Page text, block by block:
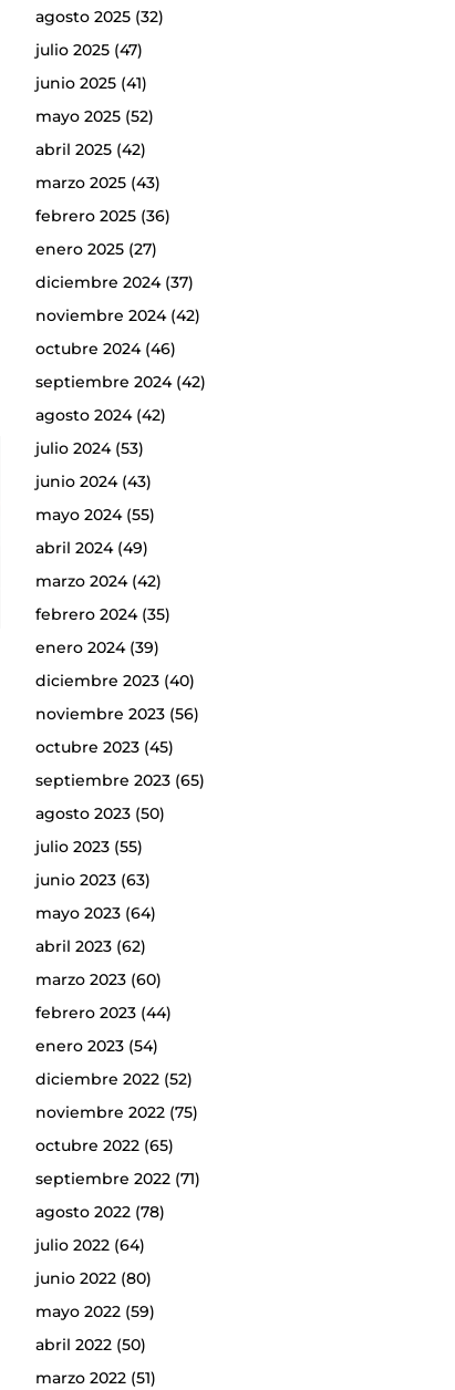
agosto 2025(32)
julio 2025(47)
junio 2025(41)
mayo 2025(52)
abril 2025(42)
marzo 2025(43)
febrero 2025(36)
enero 2025(27)
diciembre 2024(37)
noviembre 2024(42)
octubre 2024(46)
septiembre 2024(42)
agosto 2024(42)
julio 2024(53)
junio 2024(43)
mayo 2024(55)
abril 2024(49)
marzo 2024(42)
febrero 2024(35)
enero 2024(39)
diciembre 2023(40)
noviembre 2023(56)
octubre 2023(45)
septiembre 2023(65)
agosto 2023(50)
julio 2023(55)
junio 2023(63)
mayo 2023(64)
abril 2023(62)
marzo 2023(60)
febrero 2023(44)
enero 2023(54)
diciembre 2022(52)
noviembre 2022(75)
octubre 2022(65)
septiembre 2022(71)
agosto 2022(78)
julio 2022(64)
junio 2022(80)
mayo 2022(59)
abril 2022(50)
marzo 2022(51)